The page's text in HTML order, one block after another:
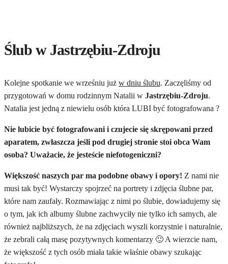
Ślub w Jastrzębiu-Zdroju
Kolejne spotkanie we wrześniu już w dniu ślubu. Zaczęliśmy od
przygotowań w domu rodzinnym Natalii w Jastrzębiu-Zdroju.
Natalia jest jedną z niewielu osób która LUBI być fotografowana ?
Nie lubicie być fotografowani i czujecie się skrępowani przed
aparatem, zwłaszcza jeśli pod drugiej stronie stoi obca Wam
osoba? Uważacie, że jesteście niefotogeniczni?
Większość naszych par ma podobne obawy i opory! Z nami nie
musi tak być! Wystarczy spojrzeć na portrety i zdjęcia ślubne par,
które nam zaufały. Rozmawiając z nimi po ślubie, dowiadujemy się
o tym, jak ich albumy ślubne zachwyciły nie tylko ich samych, ale
również najbliższych, że na zdjęciach wyszli korzystnie i naturalnie,
że zebrali całą masę pozytywnych komentarzy 🙂 A wierzcie nam,
że większość z tych osób miała takie właśnie obawy szukając